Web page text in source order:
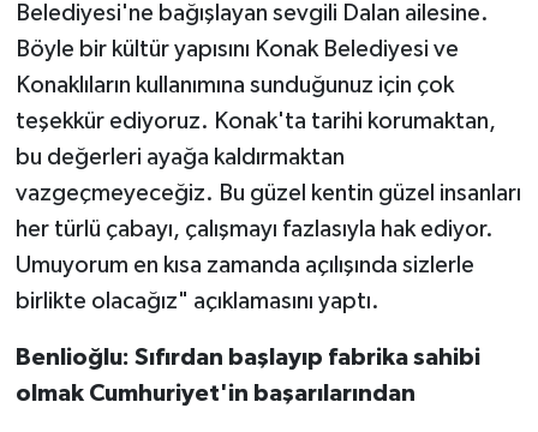
Belediyesi'ne bağışlayan sevgili Dalan ailesine.
Böyle bir kültür yapısını Konak Belediyesi ve
Konaklıların kullanımına sunduğunuz için çok
teşekkür ediyoruz. Konak'ta tarihi korumaktan,
bu değerleri ayağa kaldırmaktan
vazgeçmeyeceğiz. Bu güzel kentin güzel insanları
her türlü çabayı, çalışmayı fazlasıyla hak ediyor.
Umuyorum en kısa zamanda açılışında sizlerle
birlikte olacağız" açıklamasını yaptı.
Benlioğlu: Sıfırdan başlayıp fabrika sahibi
olmak Cumhuriyet'in başarılarından